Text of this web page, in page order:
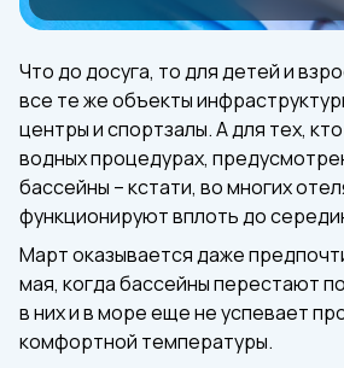
Что до досуга, то для детей и
все те же объекты
центры и спортзалы. А для тех,
водных процедурах,
бассейны – кстати, во многих
функционируют вплоть до
Март оказывается даже
мая, когда бассейны перестают
в них и в море еще не успевает
комфортной температуры.